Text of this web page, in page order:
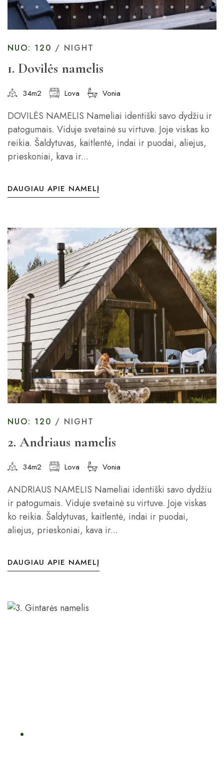
NUO: 120 / NIGHT
1. Dovilės namelis
34m2 Lova Vonia
DOVILĖS NAMELIS Nameliai identiški savo dydžiu ir
patogumais. Viduje svetainė su virtuve. Joje viskas ko
reikia. Šaldytuvas, kaitlentė, indai ir puodai, aliejus,
prieskoniai, kava ir...
DAUGIAU APIE NAMELĮ
NUO: 120 / NIGHT
2. Andriaus namelis
34m2 Lova Vonia
ANDRIAUS NAMELIS Nameliai identiški savo dydžiu
ir patogumais. Viduje svetainė su virtuve. Joje viskas
ko reikia. Šaldytuvas, kaitlentė, indai ir puodai,
aliejus, prieskoniai, kava ir...
DAUGIAU APIE NAMELĮ